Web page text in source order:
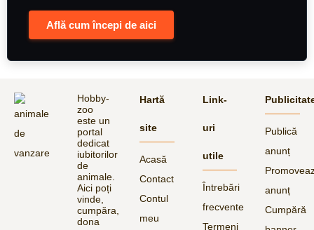
Află cum începi de aici
Hobby-
zoo
este un
portal
dedicat
iubitorilor
de
animale.
Aici poți
vinde,
cumpăra,
dona
Hartă
site
Acasă
Contact
Contul
meu
Link-
uri
utile
Întrebări
frecvente
Termeni
Publică
anunț
anunț
Cumpără